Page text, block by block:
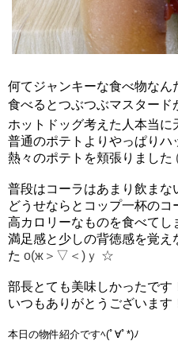
何てジャンキーな食べ物なん
食べるとつぶつぶマスター
ホットドッグ考えた人本当に
普通のポテトよりやっぱりハ
熱々のポテトを頬張りました
普段はコーラはあまり飲まな
どうせならとコップ一杯のコ
高カロリーなものを食べてし
満足感と少しの背徳感を覚え
た о(ж＞▽＜)ｙ ☆
部長とても美味しかったです
いつもありがとうございます
本日の物件紹介ですﾍ(ﾟ∀ﾟ*)ﾉ